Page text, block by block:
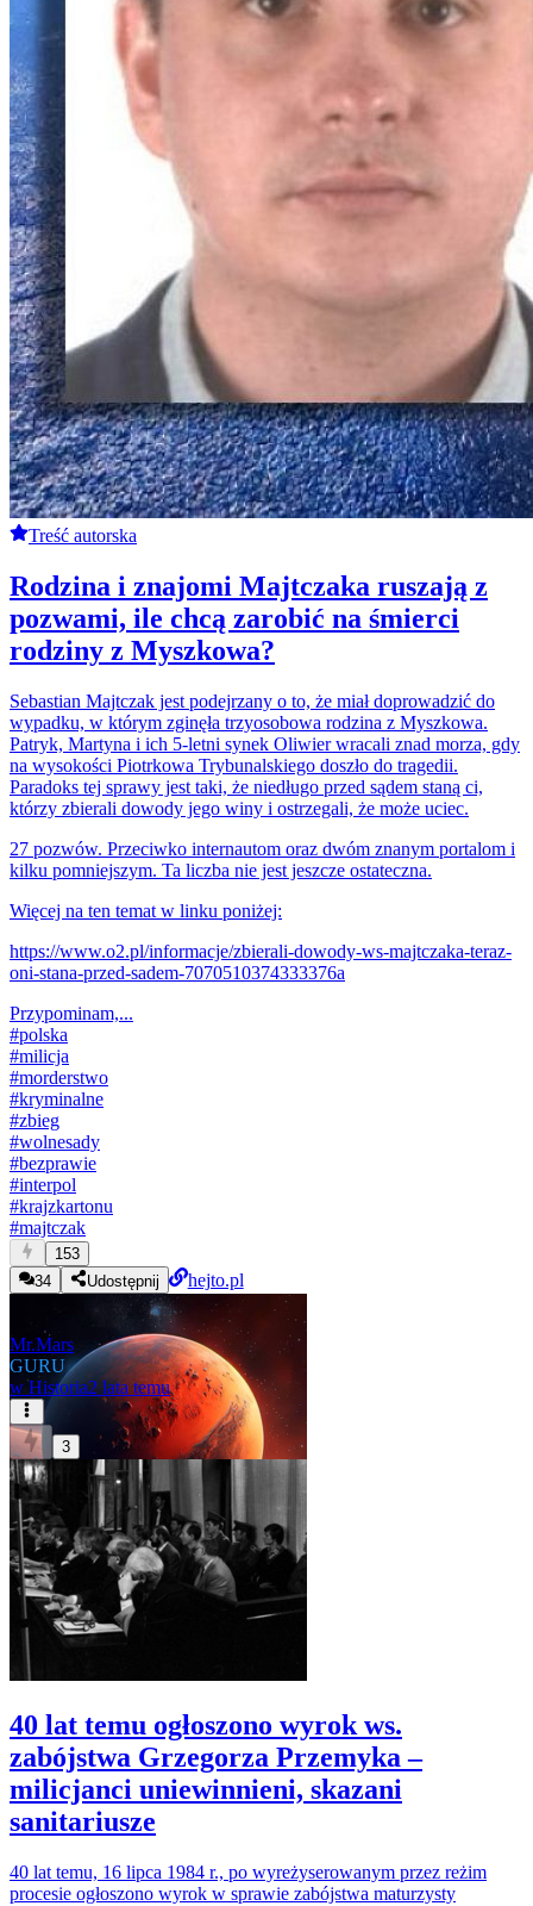
Treść autorska
Rodzina i znajomi Majtczaka ruszają z
pozwami, ile chcą zarobić na śmierci
rodziny z Myszkowa?
Sebastian Majtczak jest podejrzany o to, że miał doprowadzić do
wypadku, w którym zginęła trzyosobowa rodzina z Myszkowa.
Patryk, Martyna i ich 5-letni synek Oliwier wracali znad morza, gdy
na wysokości Piotrkowa Trybunalskiego doszło do tragedii.
Paradoks tej sprawy jest taki, że niedługo przed sądem staną ci,
którzy zbierali dowody jego winy i ostrzegali, że może uciec.
27 pozwów. Przeciwko internautom oraz dwóm znanym portalom i
kilku pomniejszym. Ta liczba nie jest jeszcze ostateczna.
Więcej na ten temat w linku poniżej:
https://www.o2.pl/informacje/zbierali-dowody-ws-majtczaka-teraz-
oni-stana-przed-sadem-7070510374333376a
Przypominam,...
#polska
#milicja
#morderstwo
#kryminalne
#zbieg
#wolnesady
#bezprawie
#interpol
#krajzkartonu
#majtczak
153
34
Udostępnij hejto.pl
Mr.Mars
GURU
w Historia2 lata temu
3
40 lat temu ogłoszono wyrok ws.
zabójstwa Grzegorza Przemyka –
milicjanci uniewinnieni, skazani
sanitariusze
40 lat temu, 16 lipca 1984 r., po wyreżyserowanym przez reżim
procesie ogłoszono wyrok w sprawie zabójstwa maturzysty